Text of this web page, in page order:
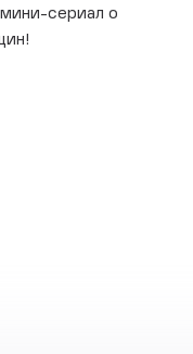
сериал о